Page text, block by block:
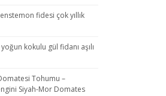
fidesi çok yıllık
kokulu gül fidanı aşılı
Tohumu –
Siyah-Mor Domates